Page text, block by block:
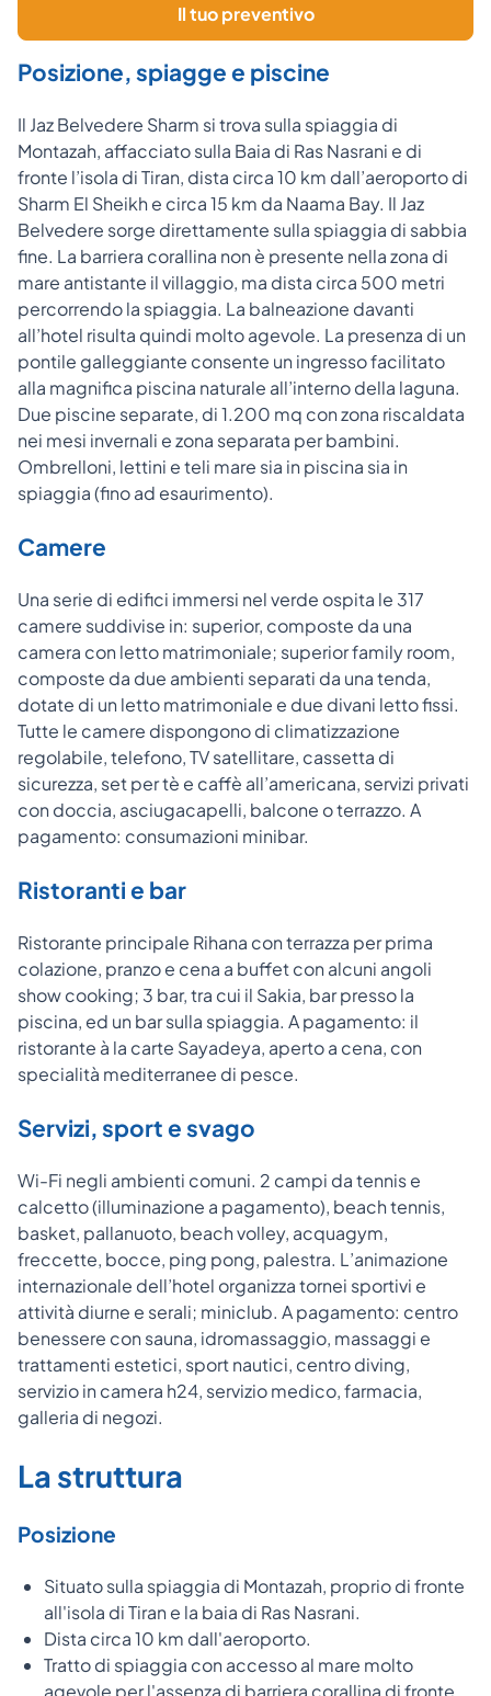
Il tuo preventivo
Posizione, spiagge e piscine
Il Jaz Belvedere Sharm si trova sulla spiaggia di
Montazah, affacciato sulla Baia di Ras Nasrani e di
fronte l’isola di Tiran, dista circa 10 km dall’aeroporto di
Sharm El Sheikh e circa 15 km da Naama Bay. Il Jaz
Belvedere sorge direttamente sulla spiaggia di sabbia
fine. La barriera corallina non è presente nella zona di
mare antistante il villaggio, ma dista circa 500 metri
percorrendo la spiaggia. La balneazione davanti
all’hotel risulta quindi molto agevole. La presenza di un
pontile galleggiante consente un ingresso facilitato
alla magnifica piscina naturale all’interno della laguna.
Due piscine separate, di 1.200 mq con zona riscaldata
nei mesi invernali e zona separata per bambini.
Ombrelloni, lettini e teli mare sia in piscina sia in
spiaggia (fino ad esaurimento).
Camere
Una serie di edifici immersi nel verde ospita le 317
camere suddivise in: superior, composte da una
camera con letto matrimoniale; superior family room,
composte da due ambienti separati da una tenda,
dotate di un letto matrimoniale e due divani letto fissi.
Tutte le camere dispongono di climatizzazione
regolabile, telefono, TV satellitare, cassetta di
sicurezza, set per tè e caffè all’americana, servizi privati
con doccia, asciugacapelli, balcone o terrazzo. A
pagamento: consumazioni minibar.
Ristoranti e bar
Ristorante principale Rihana con terrazza per prima
colazione, pranzo e cena a buffet con alcuni angoli
show cooking; 3 bar, tra cui il Sakia, bar presso la
piscina, ed un bar sulla spiaggia. A pagamento: il
ristorante à la carte Sayadeya, aperto a cena, con
specialità mediterranee di pesce.
Servizi, sport e svago
Wi-Fi negli ambienti comuni. 2 campi da tennis e
calcetto (illuminazione a pagamento), beach tennis,
basket, pallanuoto, beach volley, acquagym,
freccette, bocce, ping pong, palestra. L’animazione
internazionale dell’hotel organizza tornei sportivi e
attività diurne e serali; miniclub. A pagamento: centro
benessere con sauna, idromassaggio, massaggi e
trattamenti estetici, sport nautici, centro diving,
servizio in camera h24, servizio medico, farmacia,
galleria di negozi.
La struttura
Posizione
Situato sulla spiaggia di Montazah, proprio di fronte
all'isola di Tiran e la baia di Ras Nasrani.
Dista circa 10 km dall'aeroporto.
Tratto di spiaggia con accesso al mare molto
agevole per l'assenza di barriera corallina di fronte